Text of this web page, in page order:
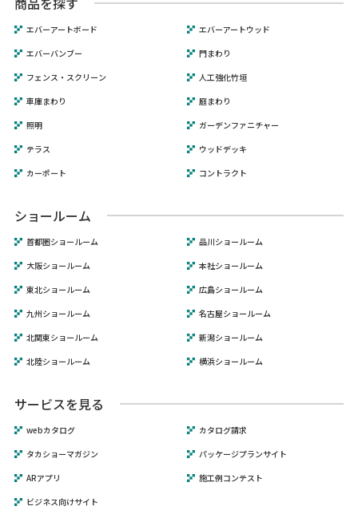
エバーアートボード
エバーアートウッド
エバーバンブー
門まわり
フェンス・スクリーン
人工強化竹垣
車庫まわり
庭まわり
照明
ガーデンファニチャー
テラス
ウッドデッキ
カーポート
コントラクト
ショールーム
首都圏ショールーム
品川ショールーム
大阪ショールーム
本社ショールーム
東北ショールーム
広島ショールーム
九州ショールーム
名古屋ショールーム
北関東ショールーム
新潟ショールーム
北陸ショールーム
横浜ショールーム
サービスを見る
webカタログ
カタログ請求
タカショーマガジン
パッケージプランサイト
ARアプリ
施工例コンテスト
ビジネス向けサイト